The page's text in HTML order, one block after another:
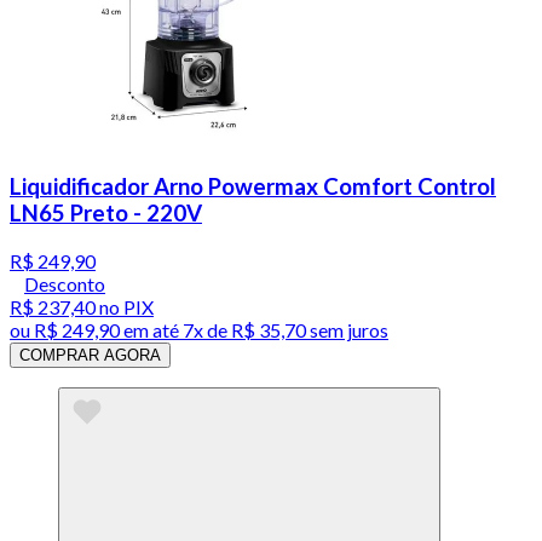
Liquidificador Arno Powermax Comfort Control
LN65 Preto - 220V
R$ 249,90
Desconto
R$ 237,40no PIX
ou R$ 249,90em até 7x de R$ 35,70 sem juros
COMPRAR AGORA